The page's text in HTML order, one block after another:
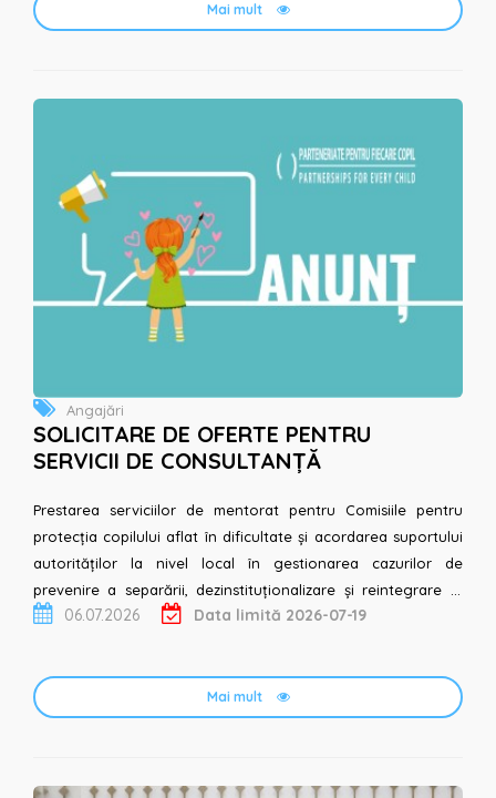
Mai mult
Angajări
SOLICITARE DE OFERTE PENTRU
SERVICII DE CONSULTANȚĂ
Prestarea serviciilor de mentorat pentru Comisiile pentru
protecția copilului aflat în dificultate și acordarea suportului
autorităților la nivel local în gestionarea cazurilor de
prevenire a separării, dezinstituționalizare și reintegrare în
familie Asociația Obștească „P...
06.07.2026 Data limită 2026-07-19
Mai mult